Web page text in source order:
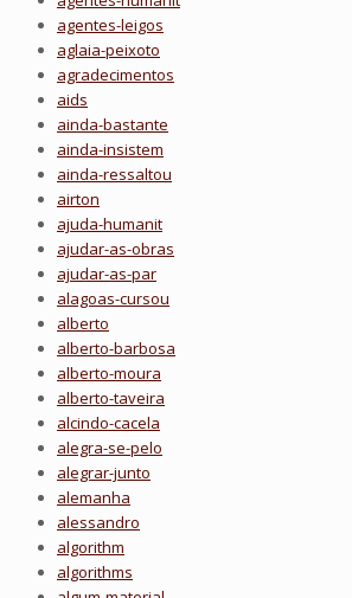
agentes-leigos
aglaia-peixoto
agradecimentos
aids
ainda-bastante
ainda-insistem
ainda-ressaltou
airton
ajuda-humanit
ajudar-as-obras
ajudar-as-par
alagoas-cursou
alberto
alberto-barbosa
alberto-moura
alberto-taveira
alcindo-cacela
alegra-se-pelo
alegrar-junto
alemanha
alessandro
algorithm
algorithms